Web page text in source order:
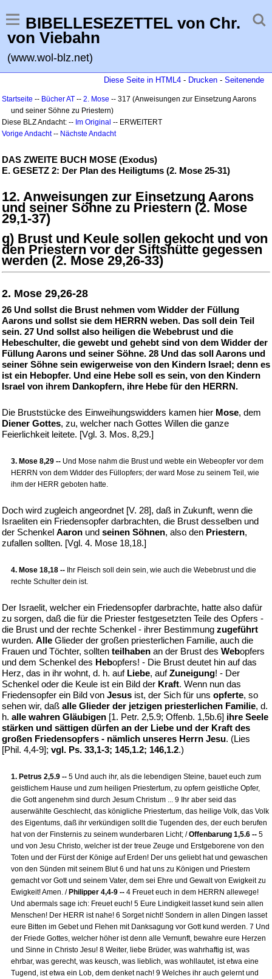
BIBELLESEZETTEL von Chr.
von Viebahn
(www.wol-blz.net)
Diese Seite in HTML4 - Drucken - Seitenende
Startseite -- Bücher AT -- 2. Mose -- 317 (Anweisungen zur Einsetzung Aarons
und seiner Söhne zu Priestern)
Diese BLZ Andacht: -- Im Original -- ERWEITERT
Vorige Andacht-- Nächste Andacht
DAS ZWEITE BUCH MOSE (Exodus)
E. GESETZ 2: Der Plan des Heiligtums (2. Mose 25-31)
12. Anweisungen zur Einsetzung Aarons
und seiner Söhne zu Priestern (2. Mose
29,1-37)
g) Brust und Keule sollen gekocht und von
den Priestern vor der Siftshütte gegessen
werden (2. Mose 29,26-33)
2. Mose 29,26-28
26 Und sollst die Brust nehmen vom Widder der Füllung
Aarons und sollst sie dem HERRN weben. Das soll dein Teil
sein. 27 Und sollst also heiligen die Webebrust und die
Hebeschulter, die gewebt und gehebt sind von dem Widder der
Füllung Aarons und seiner Söhne. 28 Und das soll Aarons und
seiner Söhne sein ewigerweise von den Kindern Israel; denn es
ist ein Hebopfer. Und eine Hebe soll es sein, von den Kindern
Israel von ihrem Dankopfern, ihre Hebe für den HERRN.
Die Bruststücke des Einweihungswidders kamen hier Mose, dem
Diener Gottes, zu, welcher nach Gottes Willen die ganze
Feierlichkeit leitete. [Vgl. 3. Mos. 8,29.]
3. Mose 8,29 -- Und Mose nahm die Brust und webte ein Webeopfer vor dem
HERRN von dem Widder des Füllopfers; der ward Mose zu seinem Teil, wie
ihm der HERR geboten hatte.
Doch wird zugleich angeordnet [V. 28], daß in Zukunft, wenn die
Israeliten ein Friedensopfer darbrachten, die Brust desselben und
der Schenkel Aaron und seinen Söhnen, also den Priestern,
zufallen sollten. [Vgl. 4. Mose 18,18.]
4. Mose 18,18 -- Ihr Fleisch soll dein sein, wie auch die Webebrust und die
rechte Schulter dein ist.
Der Israelit, welcher ein Friedensopfer darbrachte, hatte also dafür
zu sorgen, daß die für die Priester festgesetzten Teile des Opfers -
die Brust und der rechte Schenkel - ihrer Bestimmung zugeführt
wurden. Alle Glieder der großen priesterlichen Familie, auch die
Frauen und Töchter, sollten teilhaben an der Brust des Webopfers
und dem Schenkel des Hebopfers! - Die Brust deutet hin auf das
Herz, das in ihr wohnt, d. h. auf Liebe, aufZuneigung! - Der
Schenkel oder die Keule ist ein Bild der Kraft. Wenn nun das
Friedensopfer ein Bild von Jesus ist, der Sich für uns opferte, so
sehen wir, daß alle Glieder der jetzigen priesterlichen Familie, d.
h. alle wahren Gläubigen [1. Petr. 2,5.9; Offenb. 1,5b.6] ihre Seele
stärken und sättigen dürfen an der Liebe und der Kraft des
großen Friedensopfers - nämlich unseres Herrn Jesu. (Lies
[Phil. 4,4-9]; vgl. Ps. 33,1-3; 145,1.2; 146,1.2.)
1. Petrus 2,5.9 -- 5 Und auch ihr, als die lebendigen Steine, bauet euch zum
geistlichem Hause und zum heiligen Priestertum, zu opfern geistliche Opfer,
die Gott angenehm sind durch Jesum Christum ... 9 Ihr aber seid das
auserwählte Geschlecht, das königliche Priestertum, das heilige Volk, das Volk
des Eigentums, daß ihr verkündigen sollt die Tugenden des, der euch berufen
hat von der Finsternis zu seinem wunderbaren Licht; /Offenbarung 1,5.6 -- 5
und von Jesu Christo, welcher ist der treue Zeuge und Erstgeborene von den
Toten und der Fürst der Könige auf Erden! Der uns geliebt hat und gewaschen
von den Sünden mit seinem Blut 6 und hat uns zu Königen und Priestern
gemacht vor Gott und seinem Vater, dem sei Ehre und Gewalt von Ewigkeit zu
Ewigkeit! Amen. / Philipper 4,4-9 -- 4 Freuet euch in dem HERRN allewege!
Und abermals sage ich: Freuet euch! 5 Eure Lindigkeit lasset kund sein allen
Menschen! Der HERR ist nahe! 6 Sorget nicht! Sondern in allen Dingen lasset
eure Bitten im Gebet und Flehen mit Danksagung vor Gott kund werden. 7 Und
der Friede Gottes, welcher höher ist denn alle Vernunft, bewahre eure Herzen
und Sinne in Christo Jesu! 8 Weiter, liebe Brüder, was wahrhaftig ist, was
ehrbar, was gerecht, was keusch, was lieblich, was wohllautet, ist etwa eine
Tugend, ist etwa ein Lob, dem denket nach! 9 Welches ihr auch gelernt und